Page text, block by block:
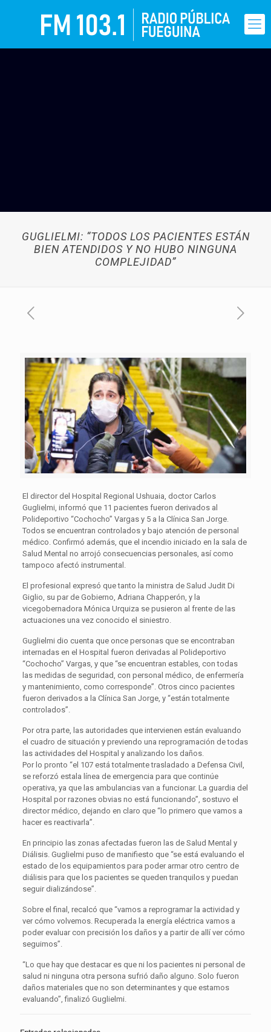
GUGLIELMI: “TODOS LOS PACIENTES ESTÁN
BIEN ATENDIDOS Y NO HUBO NINGUNA
COMPLEJIDAD”
El director del Hospital Regional Ushuaia, doctor Carlos
Guglielmi, informó que 11 pacientes fueron derivados al
Polideportivo “Cochocho” Vargas y 5 a la Clínica San Jorge.
Todos se encuentran controlados y bajo atención de personal
médico. Confirmó además, que el incendio iniciado en la sala de
Salud Mental no arrojó consecuencias personales, así como
tampoco afectó instrumental.
El profesional expresó que tanto la ministra de Salud Judit Di
Giglio, su par de Gobierno, Adriana Chapperón, y la
vicegobernadora Mónica Urquiza se pusieron al frente de las
actuaciones una vez conocido el siniestro.
Guglielmi dio cuenta que once personas que se encontraban
internadas en el Hospital fueron derivadas al Polideportivo
“Cochocho” Vargas, y que “se encuentran estables, con todas
las medidas de seguridad, con personal médico, de enfermería
y mantenimiento, como corresponde”. Otros cinco pacientes
fueron derivados a la Clínica San Jorge, y “están totalmente
controlados”.
Por otra parte, las autoridades que intervienen están evaluando
el cuadro de situación y previendo una reprogramación de todas
las actividades del Hospital y analizando los daños.
Por lo pronto “el 107 está totalmente trasladado a Defensa Civil,
se reforzó estala línea de emergencia para que continúe
operativa, ya que las ambulancias van a funcionar. La guardia del
Hospital por razones obvias no está funcionando”, sostuvo el
director médico, dejando en claro que “lo primero que vamos a
hacer es reactivarla”.
En principio las zonas afectadas fueron las de Salud Mental y
Diálisis. Guglielmi puso de manifiesto que “se está evaluando el
estado de los equipamientos para poder armar otro centro de
diálisis para que los pacientes se queden tranquilos y puedan
seguir dializándose”.
Sobre el final, recalcó que “vamos a reprogramar la actividad y
ver cómo volvemos. Recuperada la energía eléctrica vamos a
poder evaluar con precisión los daños y a partir de allí ver cómo
seguimos”.
“Lo que hay que destacar es que ni los pacientes ni personal de
salud ni ninguna otra persona sufrió daño alguno. Solo fueron
daños materiales que no son determinantes y que estamos
evaluando”, finalizó Guglielmi.